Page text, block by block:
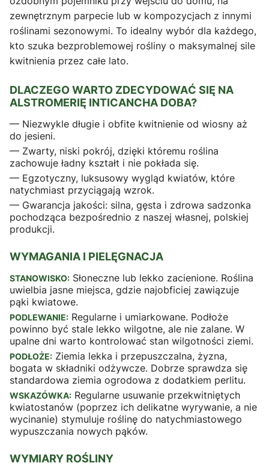
zewnętrznym parpecie lub w kompozycjach z innymi
roślinami sezonowymi. To idealny wybór dla każdego,
kto szuka bezproblemowej rośliny o maksymalnej sile
kwitnienia przez całe lato.
DLACZEGO WARTO ZDECYDOWAĆ SIĘ NA
ALSTROMERIĘ INTICANCHA DOBA?
— Niezwykle długie i obfite kwitnienie od wiosny aż
do jesieni.
— Zwarty, niski pokrój, dzięki któremu roślina
zachowuje ładny kształt i nie pokłada się.
— Egzotyczny, luksusowy wygląd kwiatów, które
natychmiast przyciągają wzrok.
— Gwarancja jakości: silna, gęsta i zdrowa sadzonka
pochodząca bezpośrednio z naszej własnej, polskiej
produkcji.
WYMAGANIA I PIELĘGNACJA
STANOWISKO: Słoneczne lub lekko zacienione. Roślina
uwielbia jasne miejsca, gdzie najobficiej zawiązuje
pąki kwiatowe.
PODLEWANIE: Regularne i umiarkowane. Podłoże
powinno być stale lekko wilgotne, ale nie zalane. W
upalne dni warto kontrolować stan wilgotności ziemi.
PODŁOŻE: Ziemia lekka i przepuszczalna, żyzna,
bogata w składniki odżywcze. Dobrze sprawdza się
standardowa ziemia ogrodowa z dodatkiem perlitu.
WSKAZÓWKA: Regularne usuwanie przekwitniętych
kwiatostanów (poprzez ich delikatne wyrywanie, a nie
wycinanie) stymuluje roślinę do natychmiastowego
wypuszczania nowych pąków.
WYMIARY ROŚLINY